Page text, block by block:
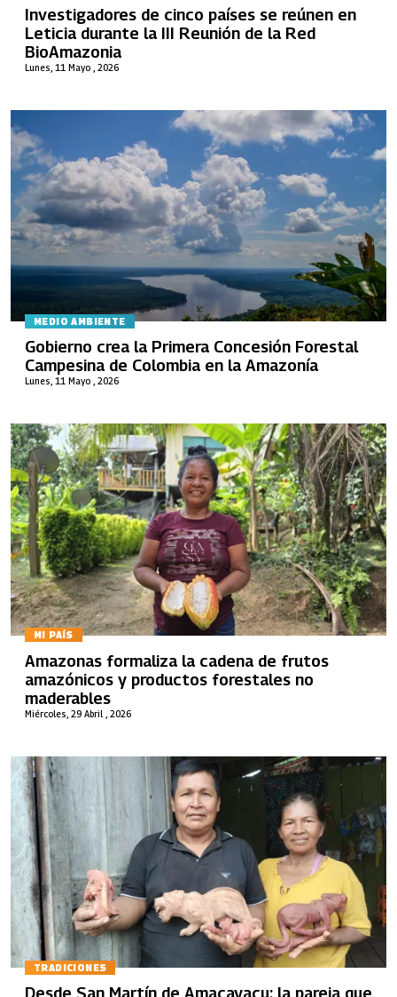
Lunes, 11 Mayo , 2026
Investigadores de cinco países se reúnen en
Leticia durante la III Reunión de la Red
BioAmazonia
MEDIO AMBIENTE
Lunes, 11 Mayo , 2026
Gobierno crea la Primera Concesión Forestal
Campesina de Colombia en la Amazonía
MI PAÍS
Miércoles, 29 Abril , 2026
Amazonas formaliza la cadena de frutos
amazónicos y productos forestales no
maderables
TRADICIONES
Desde San Martín de Amacayacu: la pareja que